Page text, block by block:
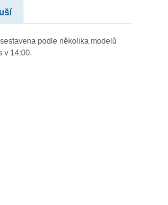
podle několika modelů
v 14:00.